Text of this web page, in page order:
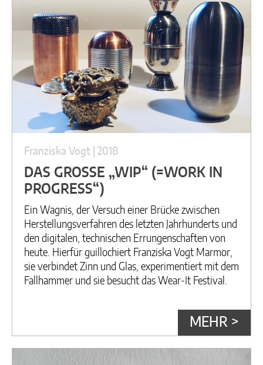
Franziska Vogt | 2018
DAS GROSSE „WIP“ (=WORK IN
PROGRESS“)
Ein Wagnis, der Versuch einer Brücke zwischen
Herstellungsverfahren des letzten Jahrhunderts und
den digitalen, technischen Errungenschaften von
heute. Hierfür guillochiert Franziska Vogt Marmor,
sie verbindet Zinn und Glas, experimentiert mit dem
Fallhammer und sie besucht das Wear-It Festival.
MEHR >